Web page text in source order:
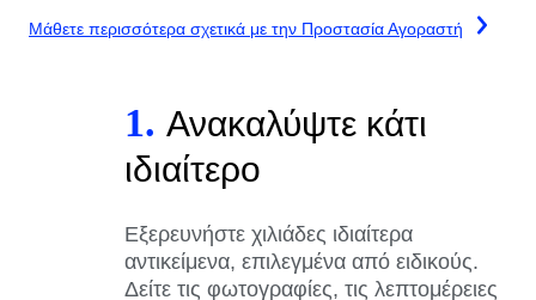
Μάθετε περισσότερα σχετικά με την Προστασία Αγοραστή
1. Ανακαλύψτε κάτι
ιδιαίτερο
Εξερευνήστε χιλιάδες ιδιαίτερα
αντικείμενα, επιλεγμένα από ειδικούς.
Δείτε τις φωτογραφίες, τις λεπτομέρειες